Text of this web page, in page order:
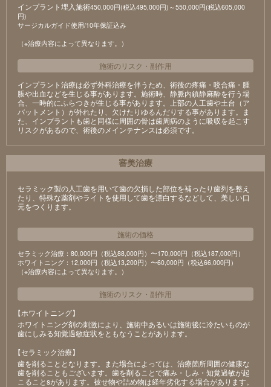
インプラント埋入施術450,000円(税込495,000円)～550,000円(税込605,000
円)
サージカルガイド使用/10年保証込み
（※治療内容によって異なります。）
施術のリスク ・ 副作用
インプラント治療は必ず外科治療を伴うため、術後の疼痛・咬合痛・腫
脹や出血などを生じる事があります。施術時、静脈内鎮静麻酔を行う場
合、一時的にふらつきが生じる事があります。上部の人工歯や土台（ア
バットメント）が外れたり、欠けたりゆるんだりする事があります。ま
た、インプラントも歯と同様に周囲の骨は歯周病のように吸収を起こす
リスクがあるので、術後のメインテナンスは必須です。
審美治療
セラミック製の⼈⼯⻭を⽤いて⻭の⽋損した部位を補ったり⻭列を整え
たり、特殊な薬剤やライトを使⽤して⻭を漂⽩するなどして、美しい⼝
元をつくります。
施術の価格
セラミック治療：80,000円（税込88,000円）〜170,000円（税込187,000円）
ホワイトニング：12,000円（税込13,200円）〜60,000円（税込66,000円）
（※治療内容によって異なります。）
施術のリスク ・ 副作用
【ホワイトニング】
ホワイトニング剤の刺激により、施術中あるいは施術後に冷たいものが
⻭にしみる知覚過敏症状をともなうことがあります。
【セラミック治療】
⻭を削ることとなります。また場合によっては、治療箇所周囲の健康な
⻭を削ることもございます。⻭を削ることで痛み・しみ・知覚過敏が起
こることsがあります。被せ物や詰め物は経年劣化する場合があります。